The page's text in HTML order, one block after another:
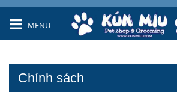
MENU
Chính sách